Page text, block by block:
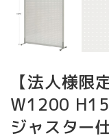
【法人様限
W1200
ジャスター